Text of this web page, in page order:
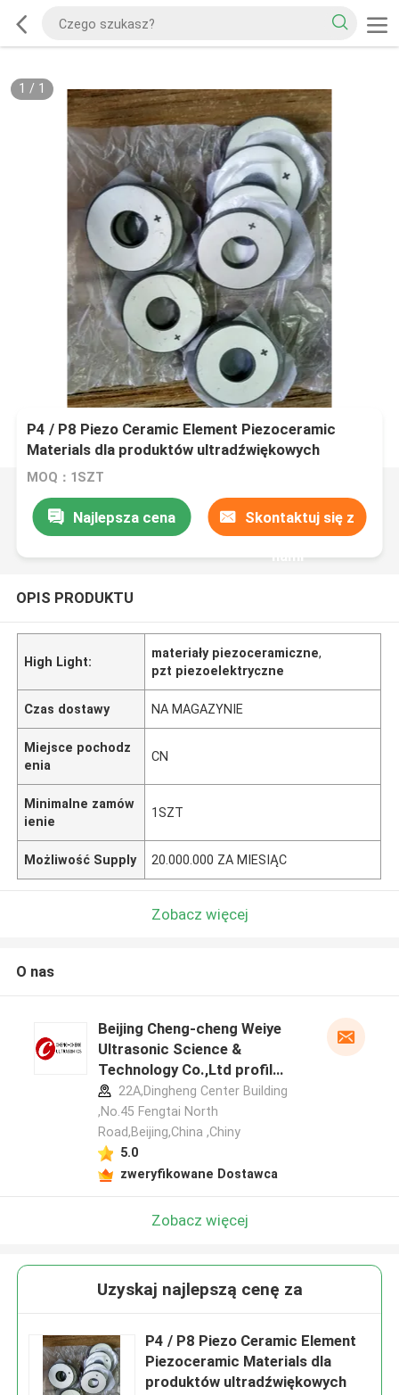
1 / 1
P4 / P8 Piezo Ceramic Element Piezoceramic
Materials dla produktów ultradźwiękowych
MOQ：1SZT
Najlepsza cena Skontaktuj się z
nami
OPIS PRODUKTU
High Light:
materiały piezoceramiczne,
pzt piezoelektryczne
Czas dostawy NA MAGAZYNIE
Miejsce pochodz
enia
CN
Minimalne zamów
ienie
1SZT
Możliwość Supply 20.000.000 ZA MIESIĄC
Zobacz więcej
O nas
Beijing Cheng-cheng Weiye
Ultrasonic Science &
Technology Co.,Ltd profil
producenta
22A,Dingheng Center Building
,No.45 Fengtai North
Road,Beijing,China ,Chiny
5.0
zweryfikowane Dostawca
Zobacz więcej
Uzyskaj najlepszą cenę za
P4 / P8 Piezo Ceramic Element
Piezoceramic Materials dla
produktów ultradźwiękowych